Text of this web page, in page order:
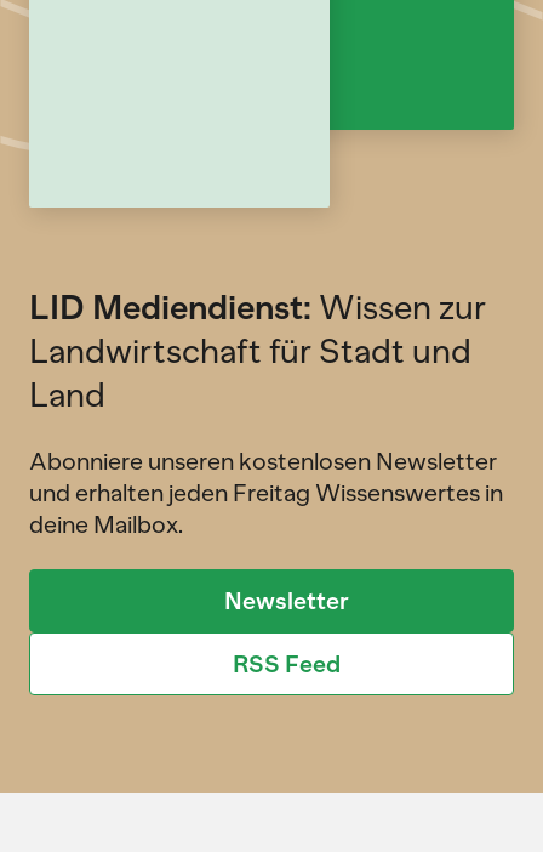
LID Mediendienst: Wissen zur
Landwirtschaft für Stadt und
Land
Abonniere unseren kostenlosen Newsletter
und erhalten jeden Freitag Wissenswertes in
deine Mailbox.
Newsletter
RSS Feed